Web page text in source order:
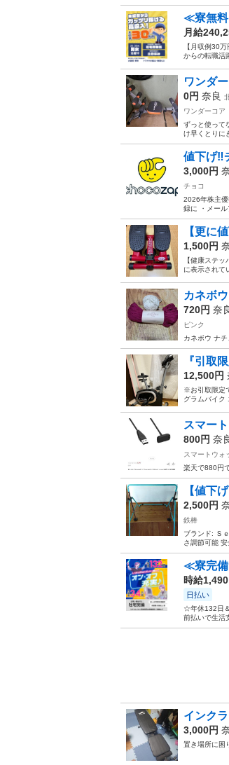
≪寮無料
月給
【月収例30
からの転職活
ワンダ
0円 奈良
ワンダーコア
ずっと使って
け早くとりに
値下げ‼️
3,000円
チョコ
2026年株主
録に ・メー
【更に
1,500円
【健康ステ
に表示されて
カネボ
720円 奈
ピンク
カネボウ ナ
『引取
12,500円
※お引取限定
グラムバイク
スマー
800円 奈
スマートウォ
楽天で880円
【値下
2,500円
鉄棒
ブランド: Ｓ
さ調節可能
≪寮完備
時給
日払い
☆年休132日
前払いで生活
インク
3,000円
置き場所に困